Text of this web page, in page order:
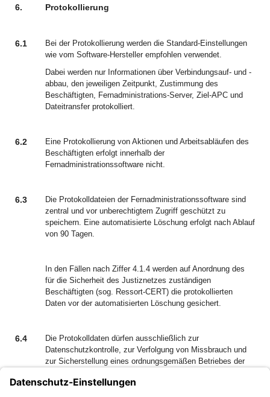
6. Protokollierung
6.1
Bei der Protokollierung werden die Standard-Einstellungen
wie vom Software-Hersteller empfohlen verwendet.
Dabei werden nur Informationen über Verbindungsauf- und -
abbau, den jeweiligen Zeitpunkt, Zustimmung des
Beschäftigten, Fernadministrations-Server, Ziel-APC und
Dateitransfer protokolliert.
6.2
Eine Protokollierung von Aktionen und Arbeitsabläufen des
Beschäftigten erfolgt innerhalb der
Fernadministrationssoftware nicht.
6.3
Die Protokolldateien der Fernadministrationssoftware sind
zentral und vor unberechtigtem Zugriff geschützt zu
speichern. Eine automatisierte Löschung erfolgt nach Ablauf
von 90 Tagen.
In den Fällen nach Ziffer 4.1.4 werden auf Anordnung des
für die Sicherheit des Justiznetzes zuständigen
Beschäftigten (sog. Ressort-CERT) die protokollierten
Daten vor der automatisierten Löschung gesichert.
6.4
Die Protokolldaten dürfen ausschließlich zur
Datenschutzkontrolle, zur Verfolgung von Missbrauch und
zur Sicherstellung eines ordnungsgemäßen Betriebes der